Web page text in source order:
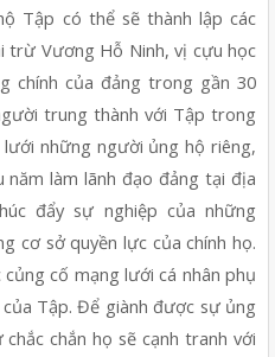
Tập có thể sẽ thành lập các
trừ Vương Hỗ Ninh, vị cựu học
chính của đảng trong gần 30
trung thành với Tập trong
những người ủng hộ riêng,
làm lãnh đạo đảng tại địa
đẩy sự nghiệp của những
cơ sở quyền lực của chính họ.
cố mạng lưới cá nhân phụ
Tập. Để giành được sự ủng
chắn họ sẽ cạnh tranh với